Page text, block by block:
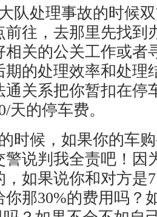
队处理事故的时候
前往，去那里先找到
相关的公关工作或者
期的处理效率和处理
通关系把你暂扣在停
天的停车费。
时候，如果你的车
警说判我全责吧！因
如果说你和对方是
那30%的费用吗？